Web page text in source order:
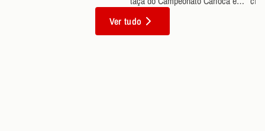
APROVEITAMENTO
SUPERIOR A 72%
Querido
Ver tudo